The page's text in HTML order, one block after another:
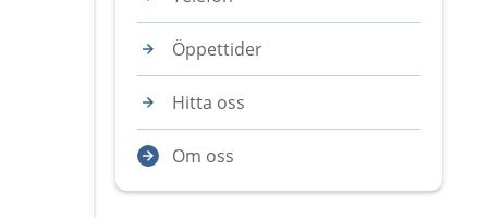
Öppettider
Hitta oss
Om oss